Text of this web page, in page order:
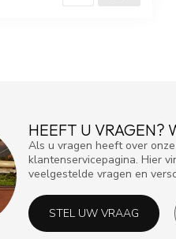
HEEFT U VRAGEN?
Als u vragen heeft over
klantenservicepagina. Hier
veelgestelde vragen en
STEL UW VRAAG